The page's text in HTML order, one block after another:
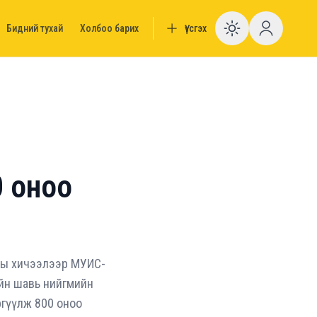
Бидний тухай Холбоо барих Үүсгэх Enable
оноо
хичээлээр МУИС-
шавь нийгмийн
800 оноо